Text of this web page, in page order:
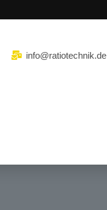
info@ratiotechnik.de